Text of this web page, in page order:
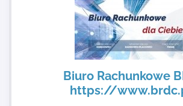
Biuro Rachunkowe
https://